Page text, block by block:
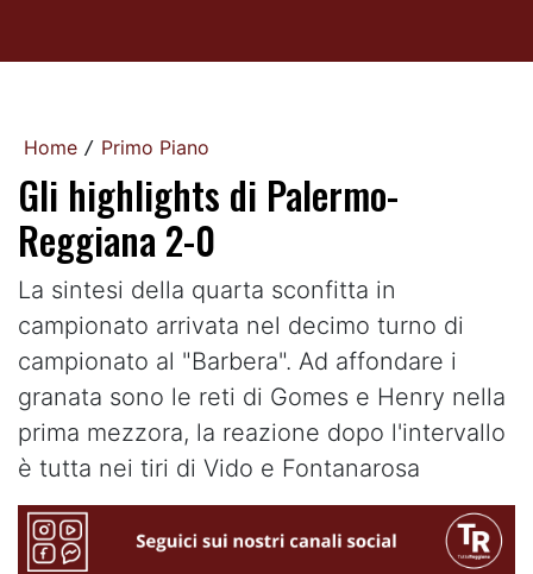
Home / Primo Piano
Gli highlights di Palermo-
Reggiana 2-0
La sintesi della quarta sconfitta in
campionato arrivata nel decimo turno di
campionato al "Barbera". Ad affondare i
granata sono le reti di Gomes e Henry nella
prima mezzora, la reazione dopo l'intervallo
è tutta nei tiri di Vido e Fontanarosa